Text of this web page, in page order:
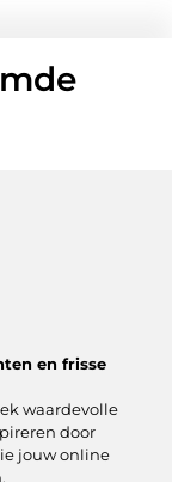
en frisse
waardevolle
door
jouw online